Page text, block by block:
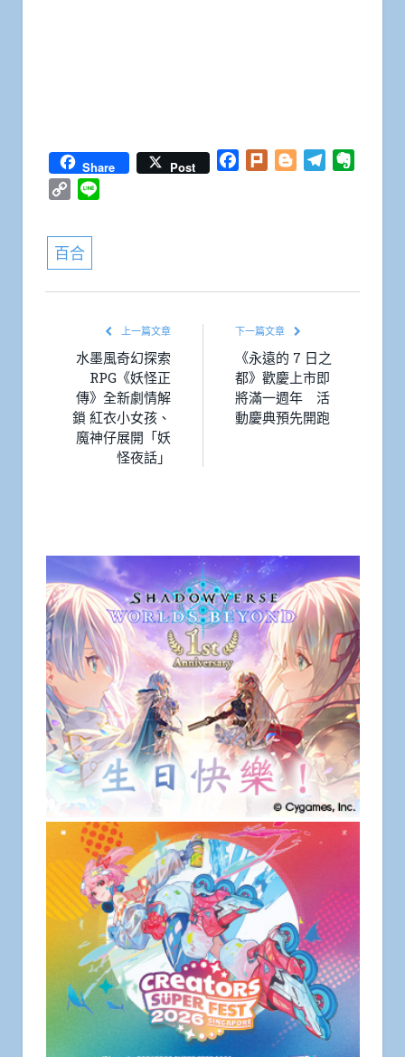
Share Post Facebook
Plurk BloggerTelegram
Copy
百合
上一篇文章
水墨風奇幻探索
RPG《妖怪正
傳》全新劇情解
鎖 紅衣小女孩、
魔神仔展開「妖
怪夜話」
下一篇文章
《永遠的 7 日之
都》歡慶上市即
將滿一週年 活
動慶典預先開跑